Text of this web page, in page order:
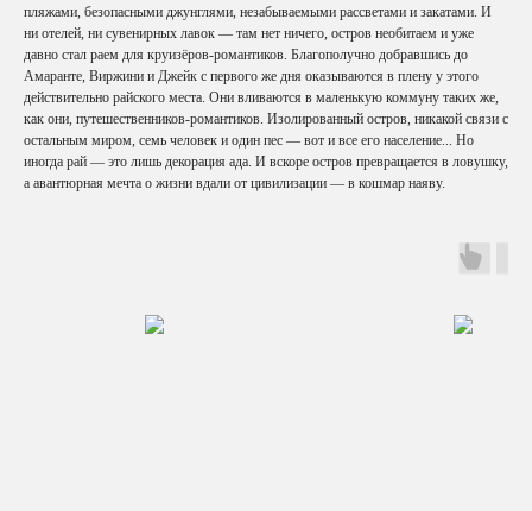
пляжами, безопасными джунглями, незабываемыми рассветами и закатами. И
ни отелей, ни сувенирных лавок — там нет ничего, остров необитаем и уже
давно стал раем для круизёров-романтиков. Благополучно добравшись до
Амаранте, Виржини и Джейк с первого же дня оказываются в плену у этого
действительно райского места. Они вливаются в маленькую коммуну таких же,
как они, путешественников-романтиков. Изолированный остров, никакой связи с
остальным миром, семь человек и один пес — вот и все его население... Но
иногда рай — это лишь декорация ада. И вскоре остров превращается в ловушку,
а авантюрная мечта о жизни вдали от цивилизации — в кошмар наяву.